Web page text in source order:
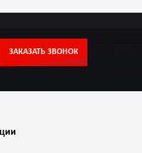
ЗАКАЗАТЬ ЗВОНОК